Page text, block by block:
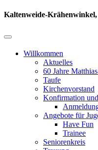
Kaltenweide-
Willkommen
Aktuelles
60 Jahre
Taufe
Kirchenvorstand
Konfirmation
Angebote für
Have Fun
Trainee
Seniorenkreis